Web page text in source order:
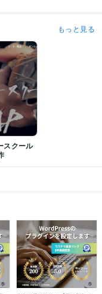
年Shopify:3年
年
ChatGPT:1年
年
もっと見る
スクール